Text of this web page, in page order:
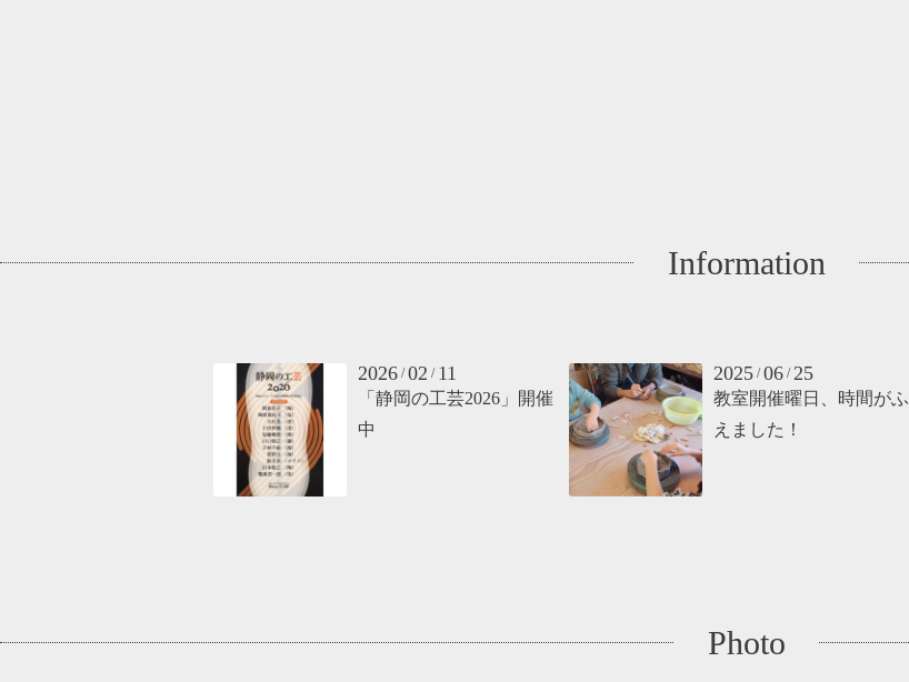
Information
2026 /02 / 11
「静岡の工芸2026」開催
中
2025/06/25
教室開催曜日、時間がふ
えました！
Photo